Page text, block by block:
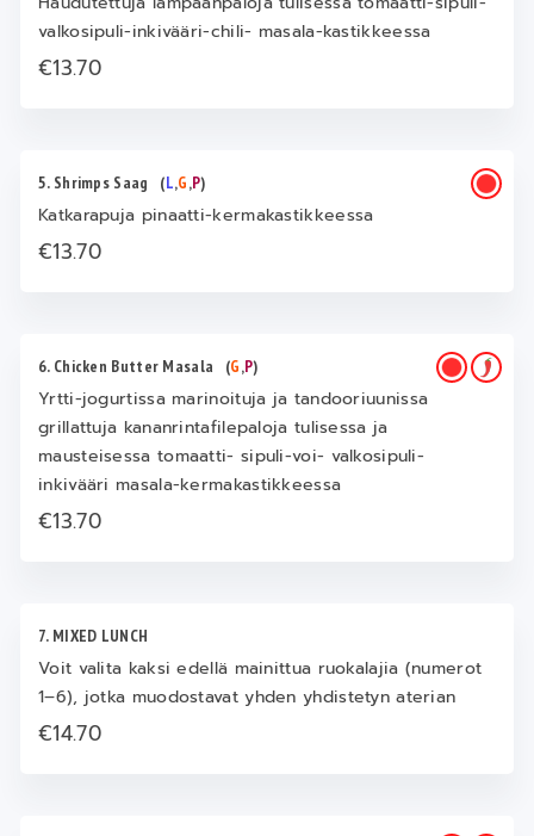
valkosipuli-inkivääri-chili- masala-kastikkeessa
€13.70
5. Shrimps Saag (L,G,P)
Katkarapuja pinaatti-kermakastikkeessa
€13.70
6. Chicken Butter Masala (G,P)
Yrtti-jogurtissa marinoituja ja tandooriuunissa
grillattuja kananrintafilepaloja tulisessa ja
mausteisessa tomaatti- sipuli-voi- valkosipuli-
inkivääri masala-kermakastikkeessa
€13.70
7. MIXED LUNCH
Voit valita kaksi edellä mainittua ruokalajia (numerot
1–6), jotka muodostavat yhden yhdistetyn aterian
€14.70